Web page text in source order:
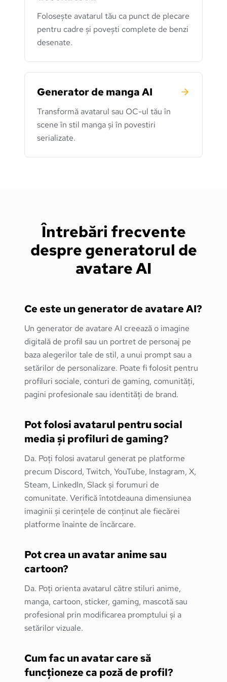
Folosește avatarul tău ca punct de plecare
pentru cadre și povești complete de benzi
desenate.
Generator de manga AI
Transformă avatarul sau OC-ul tău în
scene în stil manga și în povestiri
serializate.
Întrebări frecvente
despre generatorul de
avatare AI
Ce este un generator de avatare AI?
Un generator de avatare AI creează o imagine
digitală de profil sau un portret de personaj pe
baza alegerilor tale de stil, a unui prompt sau a
setărilor de personalizare. Poate fi folosit pentru
profiluri sociale, conturi de gaming, comunități,
pagini profesionale sau identități de brand.
Pot folosi avatarul pentru social
media și profiluri de gaming?
Da. Poți folosi avatarul generat pe platforme
precum Discord, Twitch, YouTube, Instagram, X,
Steam, LinkedIn, Slack și forumuri de
comunitate. Verifică întotdeauna dimensiunea
imaginii și cerințele de conținut ale fiecărei
platforme înainte de încărcare.
Pot crea un avatar anime sau
cartoon?
Da. Poți orienta avatarul către stiluri anime,
manga, cartoon, sticker, gaming, mascotă sau
profesional prin modificarea promptului și a
setărilor vizuale.
Cum fac un avatar care să
funcționeze ca poză de profil?